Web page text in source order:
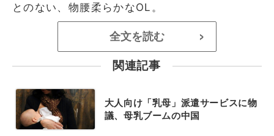
とのない、物腰柔らかなOL。
全文を読む >
関連記事
大人向け「乳母」派遣サービスに物
議、母乳ブームの中国